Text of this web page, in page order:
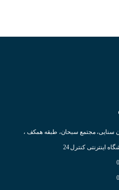
سنایی، مجتمع سبحان، طبقه همکف ،